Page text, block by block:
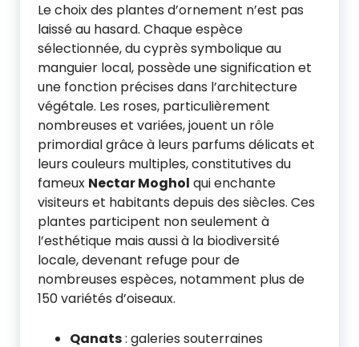
Le choix des plantes d’ornement n’est pas
laissé au hasard. Chaque espèce
sélectionnée, du cyprès symbolique au
manguier local, possède une signification et
une fonction précises dans l’architecture
végétale. Les roses, particulièrement
nombreuses et variées, jouent un rôle
primordial grâce à leurs parfums délicats et
leurs couleurs multiples, constitutives du
fameux Nectar Moghol qui enchante
visiteurs et habitants depuis des siècles. Ces
plantes participent non seulement à
l’esthétique mais aussi à la biodiversité
locale, devenant refuge pour de
nombreuses espèces, notamment plus de
150 variétés d’oiseaux.
Qanats: galeries souterraines